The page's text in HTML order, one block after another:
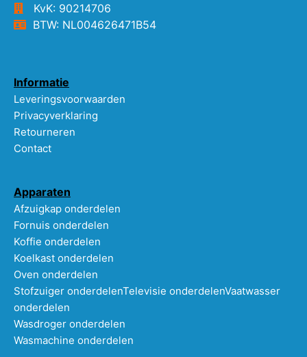
KvK: 90214706
BTW: NL004626471B54
Informatie
Leveringsvoorwaarden
Privacyverklaring
Retourneren
Contact
Apparaten
Afzuigkap onderdelen
Fornuis onderdelen
Koffie onderdelen
Koelkast onderdelen
Oven onderdelen
Stofzuiger onderdelenTelevisie onderdelenVaatwasser
onderdelen
Wasdroger onderdelen
Wasmachine onderdelen